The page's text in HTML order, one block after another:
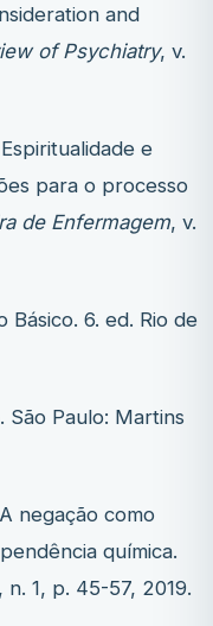
and
of Psychiatry, v.
e
para o processo
de Enfermagem, v.
Básico. 6. ed. Rio de
São Paulo: Martins
negação como
química.
n. 1, p. 45-57, 2019.